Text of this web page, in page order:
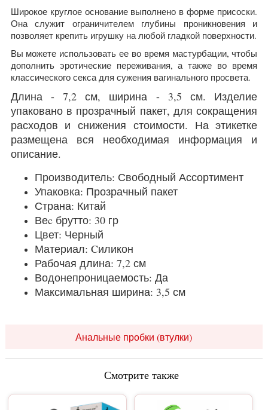
Широкое круглое основание выполнено в форме присоски.
Она служит ограничителем глубины проникновения и
позволяет крепить игрушку на любой гладкой поверхности.
Вы можете использовать ее во время мастурбации, чтобы
дополнить эротические переживания, а также во время
классического секса для сужения вагинального просвета.
Длина - 7,2 см, ширина - 3,5 см. Изделие
упаковано в прозрачный пакет, для сокращения
расходов и снижения стоимости. На этикетке
размещена вся необходимая информация и
описание.
Производитель: Свободный Ассортимент
Упаковка: Прозрачный пакет
Страна: Китай
Веc брутто: 30 гр
Цвет: Черный
Материал: Cиликон
Рабочая длина: 7,2 см
Водонепроницаемость: Да
Максимальная ширина: 3,5 см
Анальные пробки (втулки)
Смотрите также